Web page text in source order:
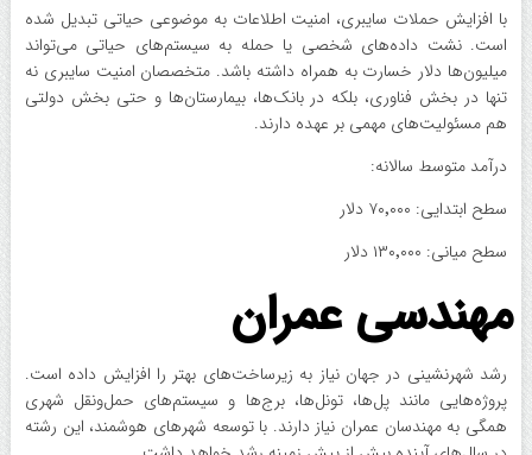
با افزایش حملات سایبری، امنیت اطلاعات به موضوعی حیاتی تبدیل شده
است. نشت داده‌های شخصی یا حمله به سیستم‌های حیاتی می‌تواند
میلیون‌ها دلار خسارت به همراه داشته باشد. متخصصان امنیت سایبری نه
تنها در بخش فناوری، بلکه در بانک‌ها، بیمارستان‌ها و حتی بخش دولتی
هم مسئولیت‌های مهمی بر عهده دارند.
درآمد متوسط سالانه:
سطح ابتدایی: ۷۰٬۰۰۰ دلار
سطح میانی: ۱۳۰٬۰۰۰ دلار
مهندسی عمران
رشد شهرنشینی در جهان نیاز به زیرساخت‌های بهتر را افزایش داده است.
پروژه‌هایی مانند پل‌ها، تونل‌ها، برج‌ها و سیستم‌های حمل‌ونقل شهری
همگی به مهندسان عمران نیاز دارند. با توسعه شهرهای هوشمند، این رشته